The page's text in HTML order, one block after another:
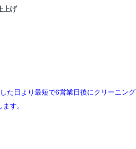
上げ
た日より最短で6営業日後にクリーニング
す。